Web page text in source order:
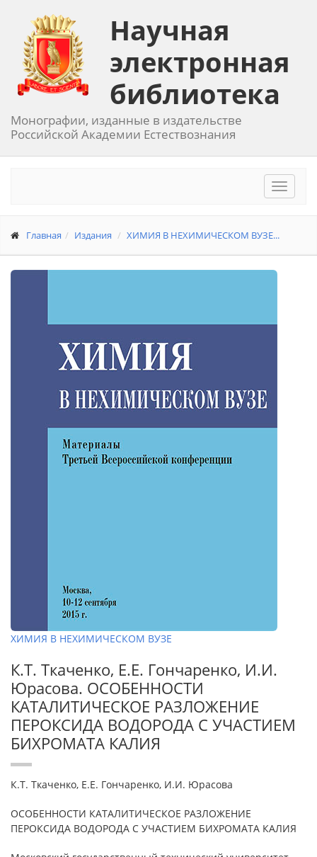
Научная
электронная
библиотека
Монографии, изданные в издательстве
Российской Академии Естествознания
Toggle
Главная Издания ХИМИЯ В НЕХИМИЧЕСКОМ ВУЗЕ...
ХИМИЯ В НЕХИМИЧЕСКОМ ВУЗЕ
К.Т. Ткаченко, Е.Е. Гончаренко, И.И.
Юрасова. ОСОБЕННОСТИ
КАТАЛИТИЧЕСКОЕ РАЗЛОЖЕНИЕ
ПЕРОКСИДА ВОДОРОДА С УЧАСТИЕМ
БИХРОМАТА КАЛИЯ
К.Т. Ткаченко, Е.Е. Гончаренко, И.И. Юрасова
ОСОБЕННОСТИ КАТАЛИТИЧЕСКОЕ РАЗЛОЖЕНИЕ
ПЕРОКСИДА ВОДОРОДА С УЧАСТИЕМ БИХРОМАТА КАЛИЯ